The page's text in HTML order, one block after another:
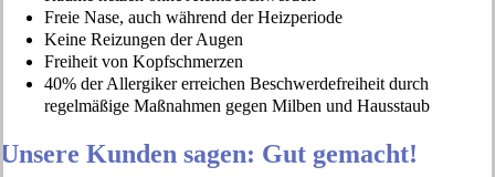
Freie Nase, auch während der Heizperiode
Keine Reizungen der Augen
Freiheit von Kopfschmerzen
40% der Allergiker erreichen Beschwerdefreiheit durch
regelmäßige Maßnahmen gegen Milben und Hausstaub
Unsere Kunden sagen: Gut gemacht!